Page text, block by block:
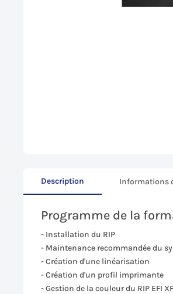
Description Informations
Programme de la
- Installation du RIP
- Maintenance recommandée du
- Création d'une linéarisation
- Création d'un profil imprimante
- Gestion de la couleur du RIP EFI XF